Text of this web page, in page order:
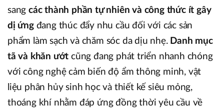
sang các thành phần tự nhiên và công thức ít gây
dị ứngđang thúc đẩy nhu cầu đối với các sản
phẩm làm sạch và chăm sóc da dịu nhẹ. Danh mục
tã và khăn ướt cũng đang phát triển nhanh chóng
với công nghệ cảm biến độ ẩm thông minh, vật
liệu phân hủy sinh học và thiết kế siêu mỏng,
thoáng khí nhằm đáp ứng đồng thời yêu cầu về